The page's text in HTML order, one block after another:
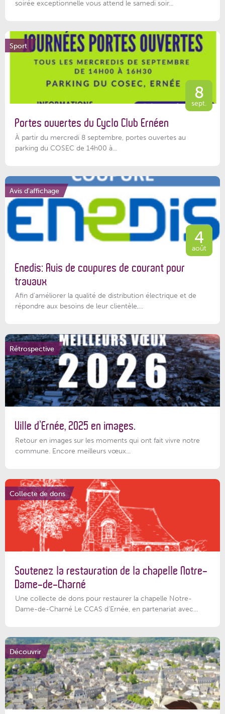
soirée exceptionnelle vous attend le samedi soir...
Sport
8
sept.
Portes ouvertes du Cyclo Club Ernéen
À partir du mercredi 8 septembre, portes ouvertes au
parking du COSEC de 14h00 à...
Avis d'affichage
4
août
Enedis: Avis de coupures de courant pour
travaux
Afin d’améliorer la qualité de distribution électrique et de
répondre aux besoins de leur clientèle,...
Rétrospective
Ville d’Ernée, 2025 en images.
Retour en images sur les moments qui ont fait vivre notre
commune. Encore meilleurs vœux...
Collecte de dons
Soutenez la restauration de la chapelle Notre-
Dame-de-Charné
Une collecte de dons pour restaurer la chapelle Notre-
Dame-de-Charné Le CCAS d’Ernée, en partenariat avec...
Découvrir